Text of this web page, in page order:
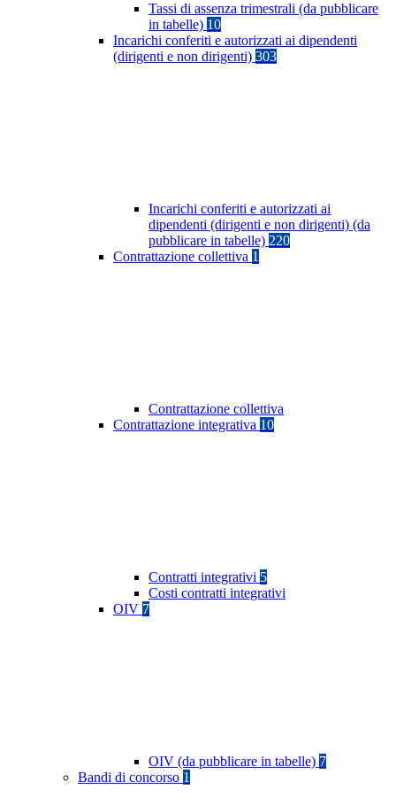
Tassi di assenza trimestrali (da pubblicare
in tabelle) 10
Incarichi conferiti e autorizzati ai dipendenti
(dirigenti e non dirigenti) 303
Incarichi conferiti e autorizzati ai
dipendenti (dirigenti e non dirigenti) (da
pubblicare in tabelle) 220
Contrattazione collettiva 1
Contrattazione collettiva
Contrattazione integrativa 10
Contratti integrativi 5
Costi contratti integrativi
OIV 7
OIV (da pubblicare in tabelle) 7
Bandi di concorso 1